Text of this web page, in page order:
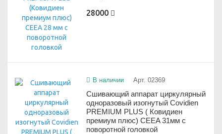
28000
В наличии Арт. 02369
Сшивающий аппарат циркулярный
одноразовый изогнутый Covidien
PREMIUM PLUS ( Ковидиен
премиум плюс) CEEA 31мм с
поворотной головкой